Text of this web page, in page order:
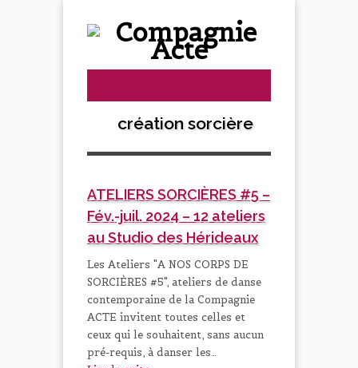
création sorcière
ATELIERS SORCIÈRES #5 –
Fév.-juil. 2024 – 12 ateliers
au Studio des Hérideaux
Les Ateliers "A NOS CORPS DE
SORCIÈRES #5", ateliers de danse
contemporaine de la Compagnie
ACTE invitent toutes celles et
ceux qui le souhaitent, sans aucun
pré-requis, à danser les…